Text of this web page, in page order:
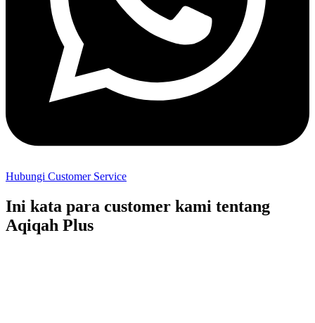
Hubungi Customer Service
Ini kata para customer kami tentang
Aqiqah Plus